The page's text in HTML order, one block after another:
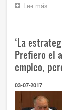
Lee más
la
nueva
de
por
‘La
Prefiero el
empleo,
03-07-2017